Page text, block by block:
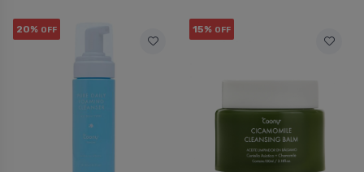
20% OFF 15% OFF